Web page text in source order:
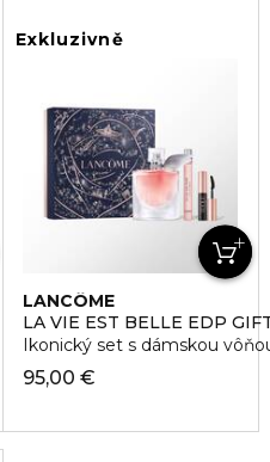
Exkluzivně
LANCÔME
LA VIE EST BELLE EDP
Ikonický set s dámskou
95,00 €